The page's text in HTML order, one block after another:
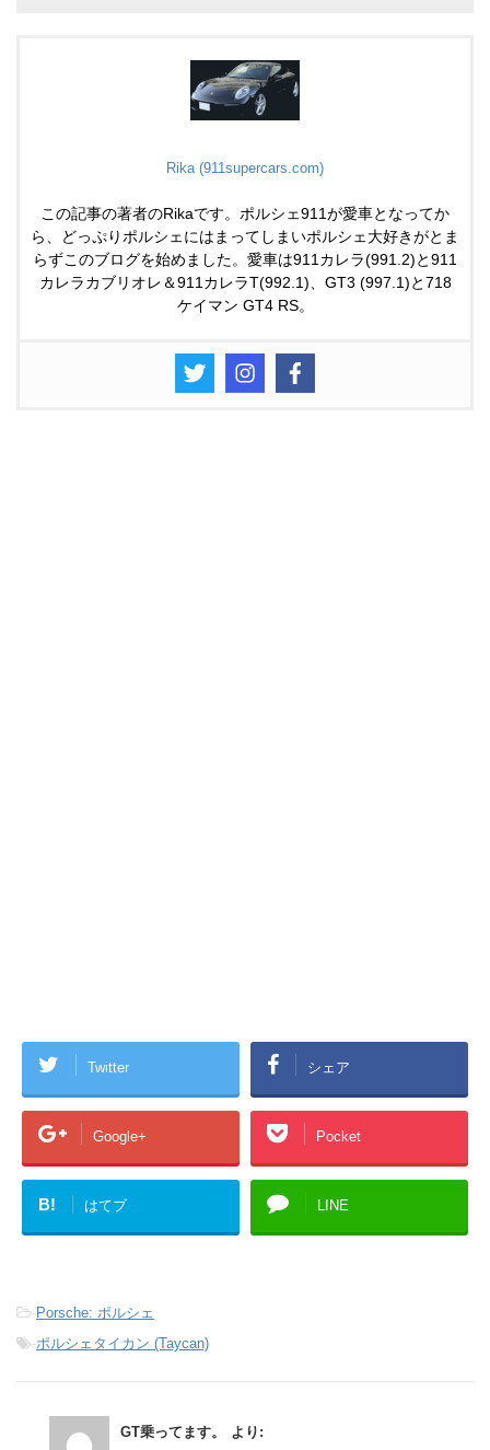
Rika (911supercars.com)
この記事の著者のRikaです。ポルシェ911が愛車となってか
ら、どっぷりポルシェにはまってしまいポルシェ大好きがとま
らずこのブログを始めました。愛車は911カレラ(991.2)と911
カレラカブリオレ＆911カレラT(992.1)、GT3 (997.1)と718
ケイマン GT4 RS。
Twitter シェア
Google+ Pocket
B! はてブ LINE
-Porsche: ポルシェ
-ポルシェタイカン (Taycan)
GT乗ってます。 より: